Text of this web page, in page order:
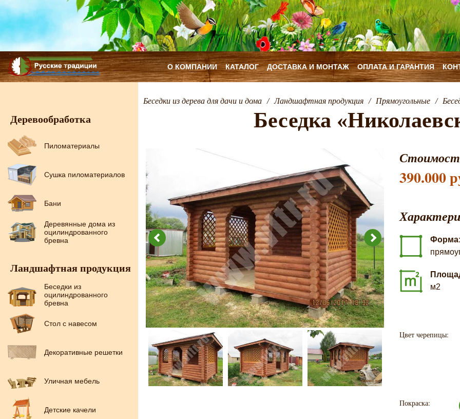
О КОМПАНИИ ДОСТАВКА И МОНТАЖ ОПЛАТА И ГАРАНТИЯ
КАТАЛОГ
Деревообработка
Пиломатериалы
Сушка пиломатериалов
Бани
Деревянные дома из
оцилиндрованного
бревна
Ландшафтная продукция
Беседки из
оцилиндрованного
бревна
Стол с навесом
Декоративные решетки
Уличная мебель
Детские качели
Беседки из дерева для дачи и дома / Ландшафтная продукция / Прямоугольные /
Беседка
390.000
м2
Цвет черепицы:
Покраска: